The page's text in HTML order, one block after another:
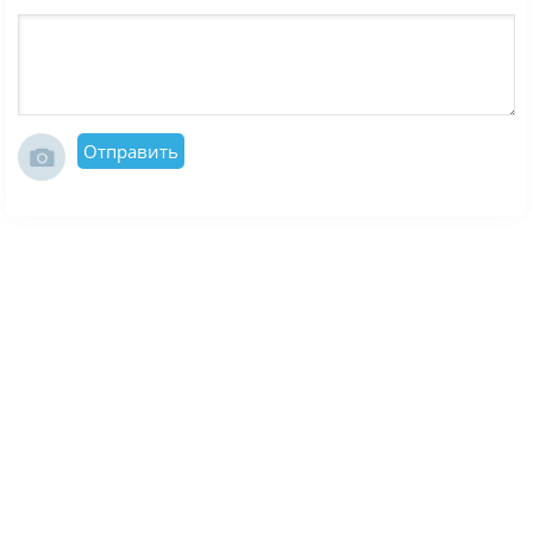
развлечений.
Отправить